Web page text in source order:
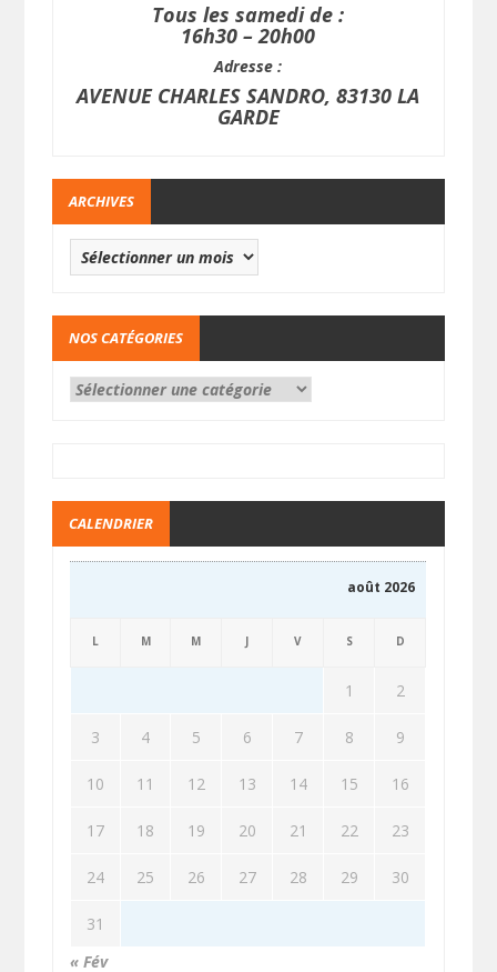
Tous les samedi de :
16h30 – 20h00
Adresse :
AVENUE CHARLES SANDRO, 83130 LA
GARDE
ARCHIVES
NOS CATÉGORIES
CALENDRIER
août 2026
L M M J V S D
1 2
3 4 5 6 7 8 9
10 11 12 13 14 15 16
17 18 19 20 21 22 23
24 25 26 27 28 29 30
31
« Fév